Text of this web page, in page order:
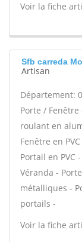
Voir la fiche
Sfb carreda
Artisan
Département:
Porte /
roulant en
Fenêtre en
Portail en PVC
Véranda -
métalliques -
portails -
Voir la fiche